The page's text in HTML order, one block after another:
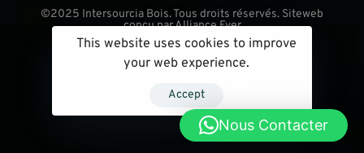
©2025 Intersourcia Bois. Tous droits réservés. Siteweb
conçu parAlliance Ever
Nous Contacter
This website uses cookies to improve
your web experience.
Accept